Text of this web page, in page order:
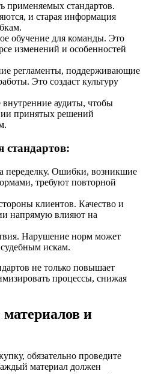
применяемых стандартов.
и старая информация
обучение для команды. Это
изменений и особенностей
регламенты, поддерживающие
Это создаст культуру
аудиты, чтобы
принятых решений
стандартов:
переделку. Ошибки, возникшие
требуют повторной
клиентов. Качество и
напрямую влияют на
Нарушение норм может
искам.
не только повышает
процессы, снижая
и
обязательно проведите
материал должен